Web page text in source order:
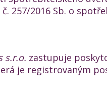
257/2016 Sb. o
s.r.o. zastupuje
je registrovaným